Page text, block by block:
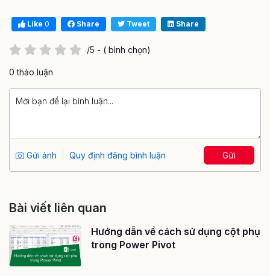
Like 0 Share Tweet Share
/5 - ( bình chọn)
0 thảo luận
Gửi ảnh Quy định đăng bình luận Gửi
Bài viết liên quan
Hướng dẫn về cách sử dụng cột phụ
trong Power Pivot